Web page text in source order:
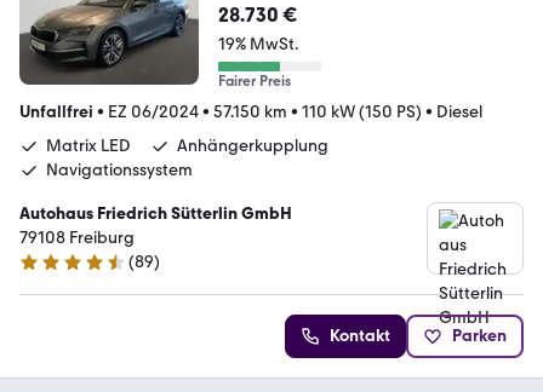
28.730 €
19% MwSt.
Fairer Preis
Unfallfrei • EZ 06/2024• 57.150 km • 110 kW (150 PS) • Diesel
Matrix LED
Anhängerkupplung
Navigationssystem
Autohaus Friedrich Sütterlin GmbH
79108 Freiburg
4.4 Sterne
(89)
Kontakt Parken